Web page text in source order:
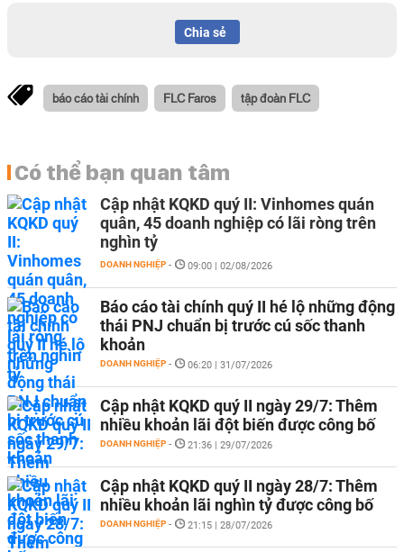
Chia sẻ
báo cáo tài chính FLC Faros tập đoàn FLC
Có thể bạn quan tâm
Cập nhật KQKD quý II: Vinhomes quán
quân, 45 doanh nghiệp có lãi ròng trên
nghìn tỷ
DOANH NGHIỆP - 09:00 | 02/08/2026
Báo cáo tài chính quý II hé lộ những động
thái PNJ chuẩn bị trước cú sốc thanh
khoản
DOANH NGHIỆP - 06:20 | 31/07/2026
Cập nhật KQKD quý II ngày 29/7: Thêm
nhiều khoản lãi đột biến được công bố
DOANH NGHIỆP - 21:36 | 29/07/2026
Cập nhật KQKD quý II ngày 28/7: Thêm
nhiều khoản lãi nghìn tỷ được công bố
DOANH NGHIỆP - 21:15 | 28/07/2026